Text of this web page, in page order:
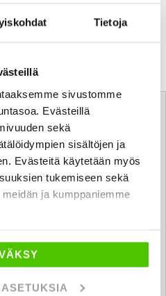
Tietoja
sivustomme
Evästeillä
sekä
sisältöjen ja
Evästeitä käytetään myös
tukemiseen sekä
ja kumppaniemme
myy
EN
@rintajouppi.fi